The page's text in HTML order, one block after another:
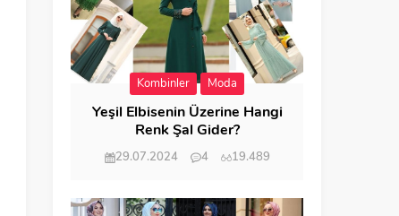
Kombinler Moda
Yeşil Elbisenin Üzerine Hangi
Renk Şal Gider?
29.07.2024 4 19.489